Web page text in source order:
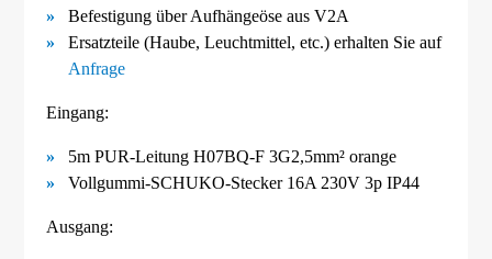
Befestigung über Aufhängeöse aus V2A
Ersatzteile (Haube, Leuchtmittel, etc.) erhalten Sie auf
Anfrage
Eingang:
5m PUR-Leitung H07BQ-F 3G2,5mm² orange
Vollgummi-SCHUKO-Stecker 16A 230V 3p IP44
Ausgang: